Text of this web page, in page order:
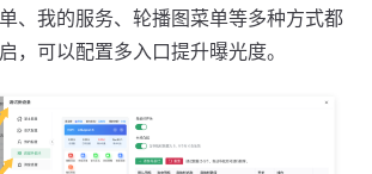
、我的服务、轮播图菜单等多种方式都
，可以配置多入口提升曝光度。